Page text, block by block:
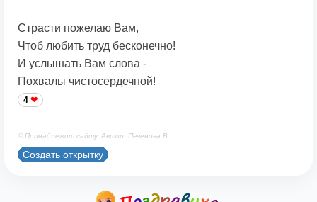
Страсти пожелаю Вам,
Чтоб любить труд бесконечно!
И услышать Вам слова -
Похвалы чистосердечной!
4
© Принадлежит сайту. Автор: Печенова В.
Создать открытку